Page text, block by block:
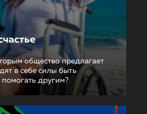
общество предлагает
в себе силы быть
другим?